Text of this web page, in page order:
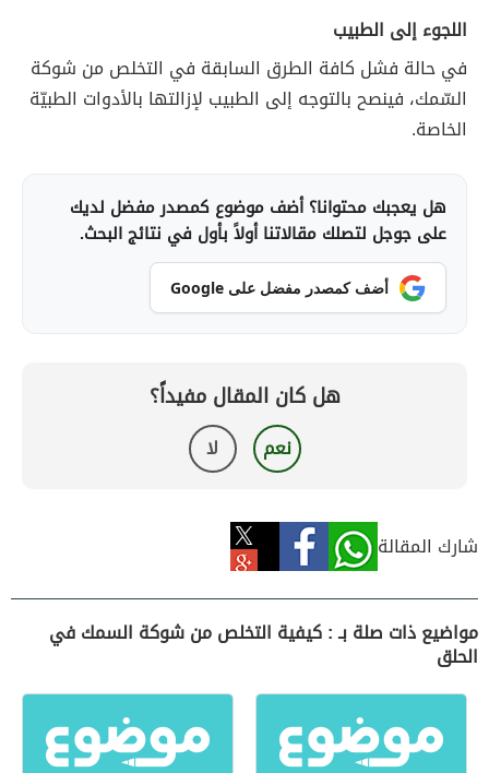
اللجوء إلى الطبيب
في حالة فشل كافة الطرق السابقة في التخلص من شوكة
السّمك، فينصح بالتوجه إلى الطبيب لإزالتها بالأدوات الطبيّة
الخاصة.
هل يعجبك محتوانا؟ أضف موضوع كمصدر مفضل لديك
على جوجل لتصلك مقالاتنا أولاً بأول في نتائج البحث.
أضف كمصدر مفضل على Google
هل كان المقال مفيداً؟
نعم لا
شارك المقالة
مواضيع ذات صلة بـ : كيفية التخلص من شوكة السمك في
الحلق